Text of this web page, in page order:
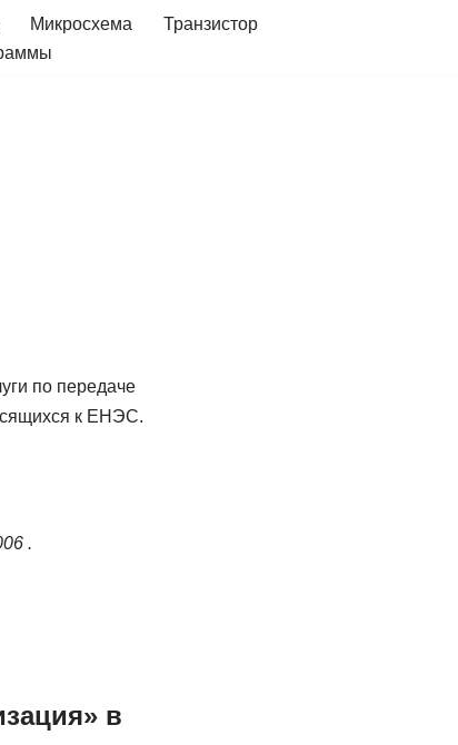
Микросхема
Транзистор
по передаче
к ЕНЭС.
.
в